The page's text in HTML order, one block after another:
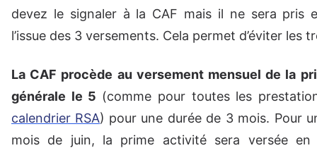
devez le signaler à la CAF mais il ne sera pris
l’issue des 3 versements. Cela permet d’éviter les
La CAF procède au versement mensuel de la
générale le 5 (comme pour toutes les
calendrier RSA) pour une durée de 3 mois. Pour
mois de juin, la prime activité sera versée